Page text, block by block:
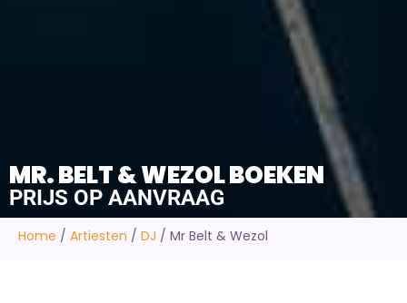
PRIJS OP AANVRAAG
MR. BELT & WEZOL BOEKEN
Home / Artiesten / DJ / Mr Belt & Wezol